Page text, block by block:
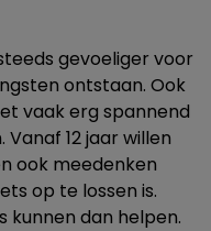
gevoeliger voor
ontstaan. Ook
vaak erg spannend
12 jaar willen
ook meedenken
op te lossen is.
kunnen dan helpen.